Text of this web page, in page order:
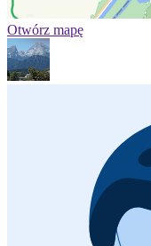
Otwórz mapę